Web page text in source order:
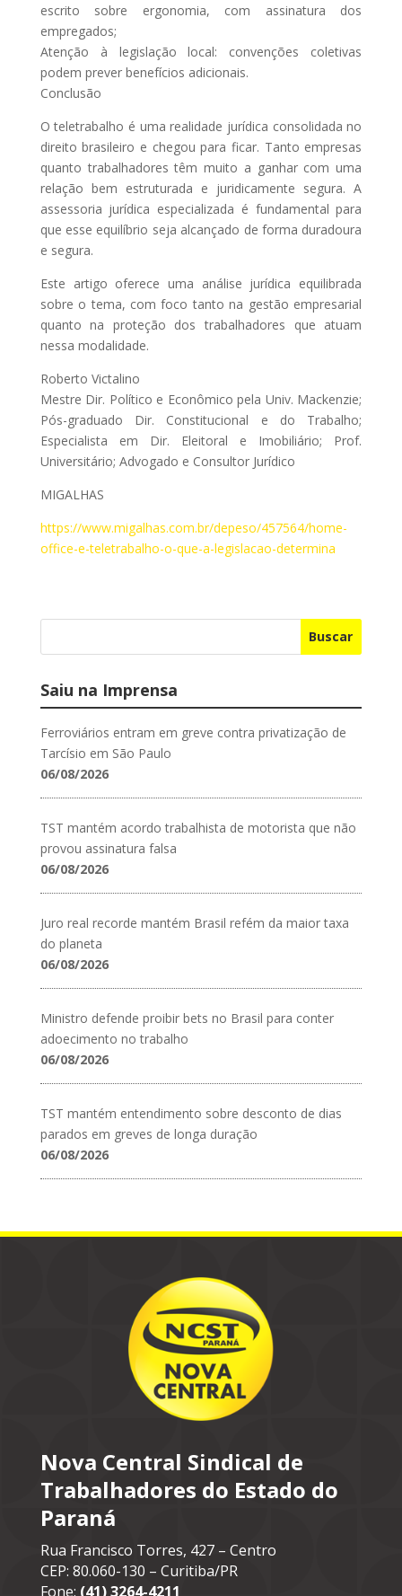
escrito sobre ergonomia, com assinatura dos
empregados;
Atenção à legislação local: convenções coletivas
podem prever benefícios adicionais.
Conclusão
O teletrabalho é uma realidade jurídica consolidada no
direito brasileiro e chegou para ficar. Tanto empresas
quanto trabalhadores têm muito a ganhar com uma
relação bem estruturada e juridicamente segura. A
assessoria jurídica especializada é fundamental para
que esse equilíbrio seja alcançado de forma duradoura
e segura.
Este artigo oferece uma análise jurídica equilibrada
sobre o tema, com foco tanto na gestão empresarial
quanto na proteção dos trabalhadores que atuam
nessa modalidade.
Roberto Victalino
Mestre Dir. Político e Econômico pela Univ. Mackenzie;
Pós-graduado Dir. Constitucional e do Trabalho;
Especialista em Dir. Eleitoral e Imobiliário; Prof.
Universitário; Advogado e Consultor Jurídico
MIGALHAS
https://www.migalhas.com.br/depeso/457564/home-
office-e-teletrabalho-o-que-a-legislacao-determina
Buscar
Saiu na Imprensa
Ferroviários entram em greve contra privatização de
Tarcísio em São Paulo
06/08/2026
TST mantém acordo trabalhista de motorista que não
provou assinatura falsa
06/08/2026
Juro real recorde mantém Brasil refém da maior taxa
do planeta
06/08/2026
Ministro defende proibir bets no Brasil para conter
adoecimento no trabalho
06/08/2026
TST mantém entendimento sobre desconto de dias
parados em greves de longa duração
06/08/2026
Nova Central Sindical de
Trabalhadores do Estado do
Paraná
Rua Francisco Torres, 427 – Centro
CEP: 80.060-130 – Curitiba/PR
Fone: (41) 3264-4211